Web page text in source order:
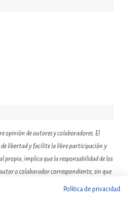
opinión de autores y colaboradores. El
de libertad y facilite la libre participación y
implica que la responsabilidad de los
o colaborador correspondiente, sin que
de la comunidad de Fiscalblog asuman o
expresadas.
Política de privacidad